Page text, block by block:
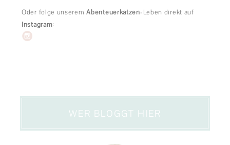
Oder folge unseremAbenteuerkatzen-Leben direkt auf
Instagram:
WER BLOGGT HIER